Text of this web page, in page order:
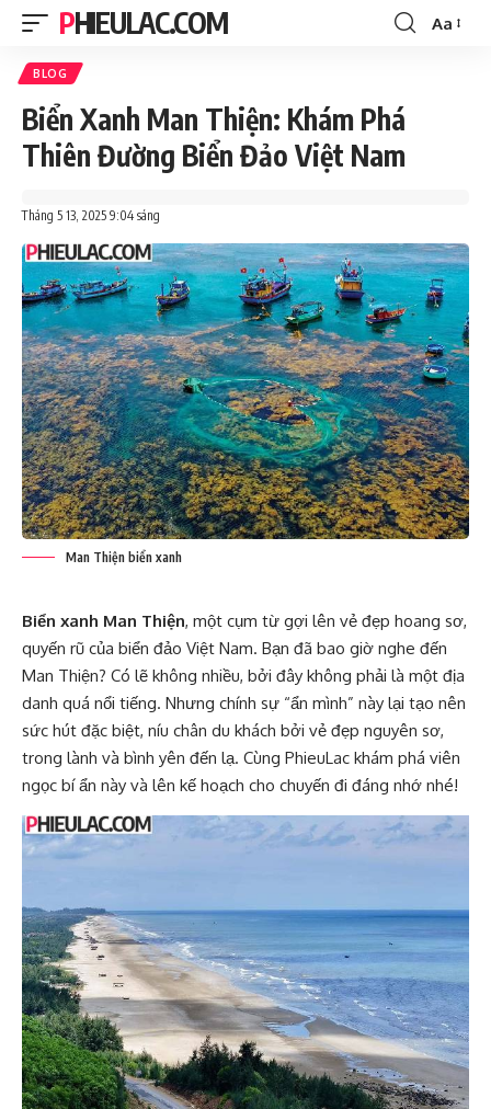
PHIEULAC.COM
Font
Aa
BLOG
Biển Xanh Man Thiện: Khám Phá
Thiên Đường Biển Đảo Việt Nam
Tháng 5 13, 2025 9:04 sáng
Man Thiện biển xanh
Biển xanh Man Thiện, một cụm từ gợi lên vẻ đẹp hoang sơ,
quyến rũ của biển đảo Việt Nam. Bạn đã bao giờ nghe đến
Man Thiện? Có lẽ không nhiều, bởi đây không phải là một địa
danh quá nổi tiếng. Nhưng chính sự “ẩn mình” này lại tạo nên
sức hút đặc biệt, níu chân du khách bởi vẻ đẹp nguyên sơ,
trong lành và bình yên đến lạ. Cùng PhieuLac khám phá viên
ngọc bí ẩn này và lên kế hoạch cho chuyến đi đáng nhớ nhé!